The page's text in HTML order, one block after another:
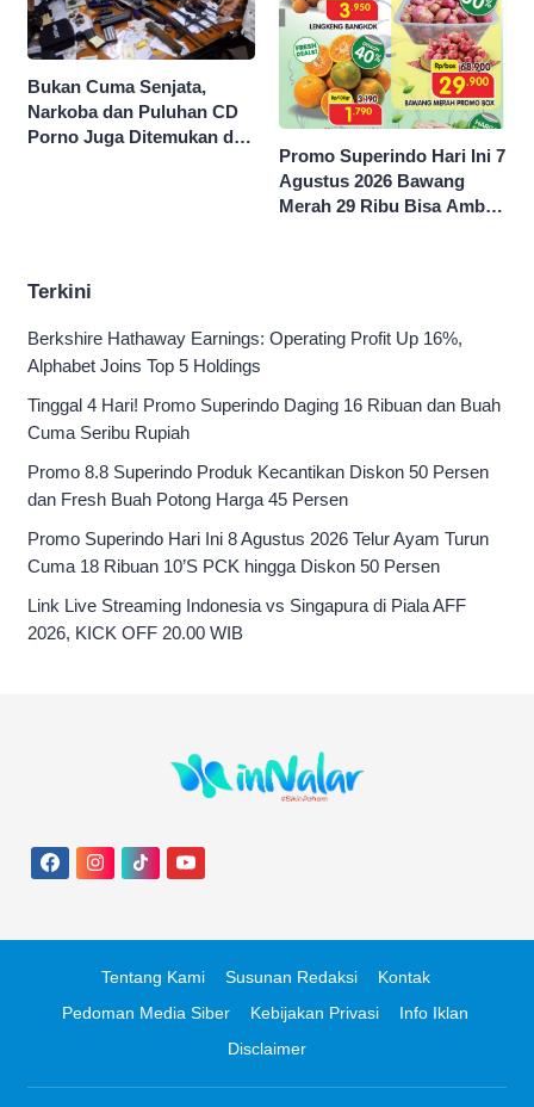
Bukan Cuma Senjata,
Narkoba dan Puluhan CD
Porno Juga Ditemukan di
Promo Superindo Hari Ini 7
Agustus 2026 Bawang
Merah 29 Ribu Bisa Ambil
Terkini
Berkshire Hathaway Earnings: Operating Profit Up 16%,
Alphabet Joins Top 5 Holdings
Tinggal 4 Hari! Promo Superindo Daging 16 Ribuan dan Buah
Cuma Seribu Rupiah
Promo 8.8 Superindo Produk Kecantikan Diskon 50 Persen
dan Fresh Buah Potong Harga 45 Persen
Promo Superindo Hari Ini 8 Agustus 2026 Telur Ayam Turun
Cuma 18 Ribuan 10’S PCK hingga Diskon 50 Persen
Link Live Streaming Indonesia vs Singapura di Piala AFF
2026, KICK OFF 20.00 WIB
Tentang Kami Susunan Redaksi
Kontak
Pedoman Media Siber
Kebijakan Privasi
Info Iklan
Disclaimer